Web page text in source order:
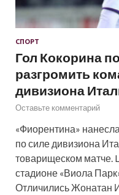
СПОРТ
Гол Кокорина
разгромить
дивизиона
Оставьте комментарий
«Фиорентина»
по силе дивизиона
товарищеском матче.
стадионе «Виола
Отличились Жонатан